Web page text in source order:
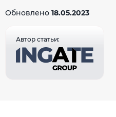
Обновлено 18.05.2023
Автор статьи: